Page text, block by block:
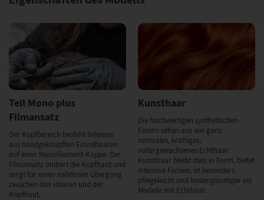
Teil Mono plus
Filmansatz
Der Kopfbereich besteht teilweise
aus handgeknüpften Einzelhaaren
auf einer Monofilament-Kappe. Der
Filmansatz imitiert die Kopfhaut und
sorgt für einen nahtlosen Übergang
zwischen den Haaren und der
Kopfhaut.
Kunsthaar
Die hochwertigen synthetischen
Fasern sehen aus wie ganz
normales, kräftiges,
naturgewachsenes Echthaar.
Kunsthaar bleibt stets in Form, bietet
intensive Farben, ist besonders
pflegeleicht und kostengünstiger als
Modelle mit Echthaar.